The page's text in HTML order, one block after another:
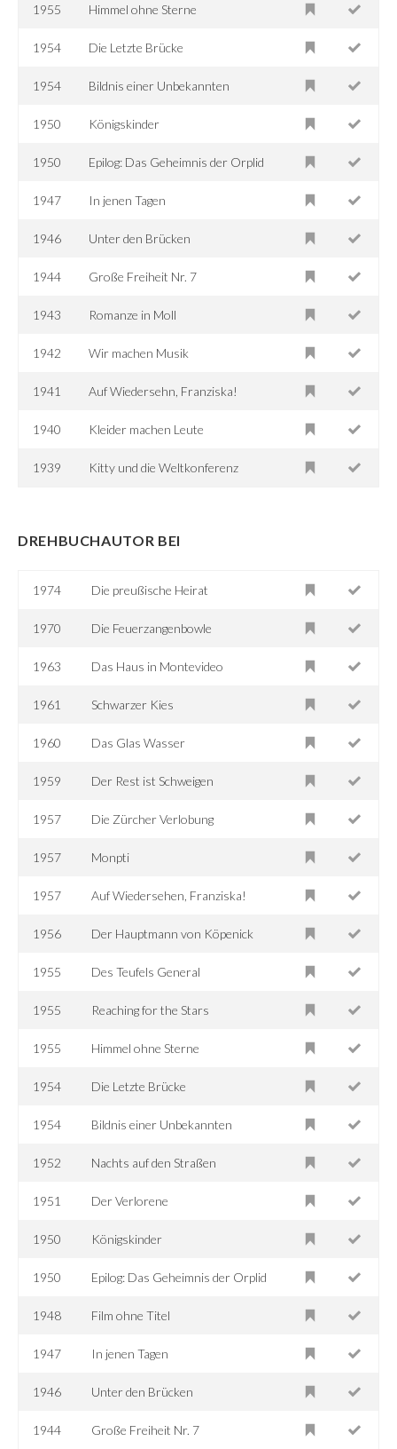
1955 Himmel ohne Sterne
1954 Die Letzte Brücke
1954 Bildnis einer Unbekannten
1950 Königskinder
1950 Epilog: Das Geheimnis der Orplid
1947 In jenen Tagen
1946 Unter den Brücken
1944 Große Freiheit Nr. 7
1943 Romanze in Moll
1942 Wir machen Musik
1941 Auf Wiedersehn, Franziska!
1940 Kleider machen Leute
1939 Kitty und die Weltkonferenz
DREHBUCHAUTOR BEI
1974 Die preußische Heirat
1970 Die Feuerzangenbowle
1963 Das Haus in Montevideo
1961 Schwarzer Kies
1960 Das Glas Wasser
1959 Der Rest ist Schweigen
1957 Die Zürcher Verlobung
1957 Monpti
1957 Auf Wiedersehen, Franziska!
1956 Der Hauptmann von Köpenick
1955 Des Teufels General
1955 Reaching for the Stars
1955 Himmel ohne Sterne
1954 Die Letzte Brücke
1954 Bildnis einer Unbekannten
1952 Nachts auf den Straßen
1951 Der Verlorene
1950 Königskinder
1950 Epilog: Das Geheimnis der Orplid
1948 Film ohne Titel
1947 In jenen Tagen
1946 Unter den Brücken
1944 Große Freiheit Nr. 7